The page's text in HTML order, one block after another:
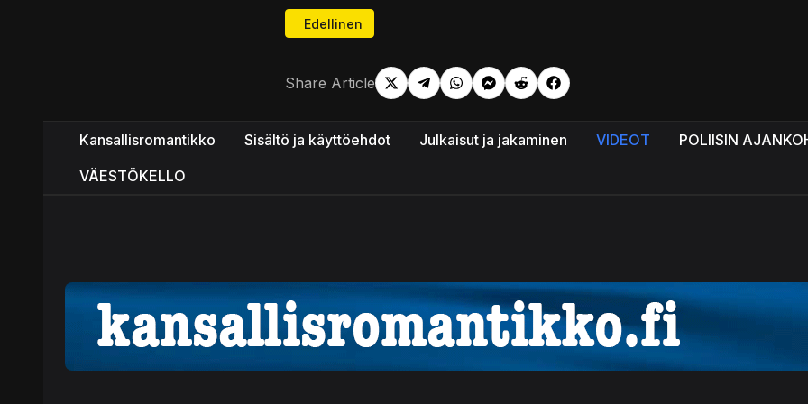
Edellinen artikkeli: Korkea verenpaine – luonnolliset ja ei lääkkeelliset keinot
Edellinen
Share Article
Kansallisromantikko Sisältö ja käyttöehdot Julkaisut ja jakaminen VIDEOT POLIISIN
VÄESTÖKELLO